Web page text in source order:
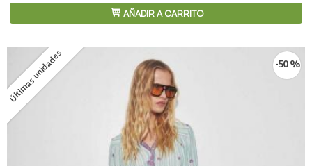
AÑADIR A CARRITO
Últimas unidades -50 %